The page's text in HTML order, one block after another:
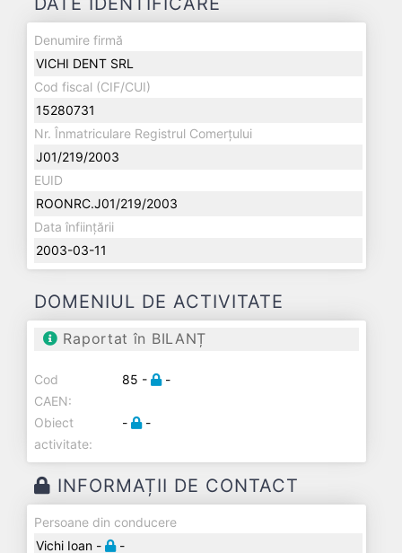
Denumire firmă
VICHI DENT SRL
Cod fiscal (CIF/CUI)
15280731
Nr. Înmatriculare Registrul Comerțului
J01/219/2003
EUID
ROONRC.J01/219/2003
Data înființării
2003-03-11
DOMENIUL DE ACTIVITATE
Raportat în BILANȚ
Cod
CAEN:
85 - -
Obiect
activitate:
- -
INFORMAȚII DE CONTACT
Persoane din conducere
Vichi Ioan -
-